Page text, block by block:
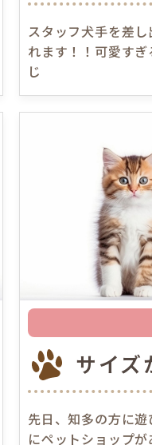
スタッフ犬手を差
れます！！可愛す
じ
サイ
先日、知多の方に
にペットショップ